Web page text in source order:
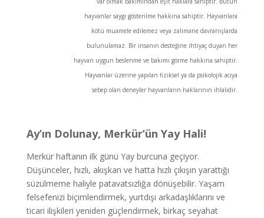
hayvanlar saygı gösterilme hakkına sahiptir. Hayvanlara
kötü muamele edilemez veya zalimane davranışlarda
bulunulamaz. Bir insanın desteğine ihtiyaç duyan her
hayvan uygun beslenme ve bakımı görme hakkına sahiptir.
Hayvanlar üzerine yapılan fiziksel ya da psikolojik acıya
sebep olan deneyler hayvanların haklarının ihlalidir.
Ay’ın Dolunay, Merkür’ün Yay Hali!
Merkür haftanın ilk günü Yay burcuna geçiyor.
Düşünceler, hızlı, akışkan ve hatta hızlı çıkışın yarattığı
süzülmeme haliyle patavatsızlığa dönüşebilir. Yaşam
felsefenizi biçimlendirmek, yurtdışı arkadaşlıklarını ve
ticari ilişkileri yeniden güçlendirmek, birkaç seyahat